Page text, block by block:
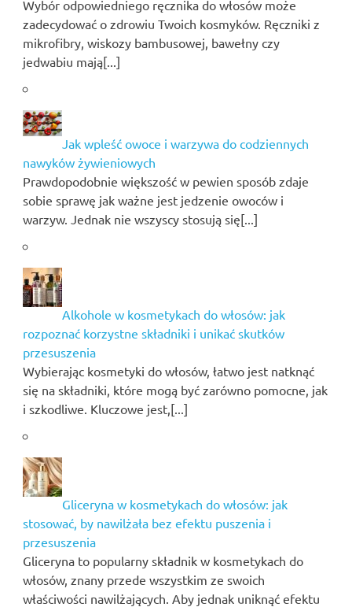
Wybór odpowiedniego ręcznika do włosów może
zadecydować o zdrowiu Twoich kosmyków. Ręczniki z
mikrofibry, wiskozy bambusowej, bawełny czy
jedwabiu mają[...]
Jak wpleść owoce i warzywa do codziennych
nawyków żywieniowych
Prawdopodobnie większość w pewien sposób zdaje
sobie sprawę jak ważne jest jedzenie owoców i
warzyw. Jednak nie wszyscy stosują się[...]
Alkohole w kosmetykach do włosów: jak
rozpoznać korzystne składniki i unikać skutków
przesuszenia
Wybierając kosmetyki do włosów, łatwo jest natknąć
się na składniki, które mogą być zarówno pomocne, jak
i szkodliwe. Kluczowe jest,[...]
Gliceryna w kosmetykach do włosów: jak
stosować, by nawilżała bez efektu puszenia i
przesuszenia
Gliceryna to popularny składnik w kosmetykach do
włosów, znany przede wszystkim ze swoich
właściwości nawilżających. Aby jednak uniknąć efektu